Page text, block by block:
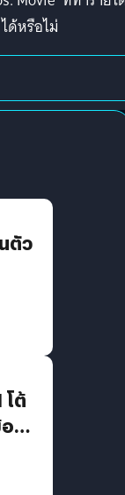
ด้หรือไม่
ตัว
ต้
มูล